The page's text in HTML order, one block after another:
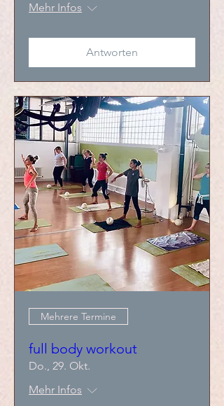
Mehr Infos
Antworten
Mehrere Termine
full body workout
Do., 29. Okt.
Mehr Infos